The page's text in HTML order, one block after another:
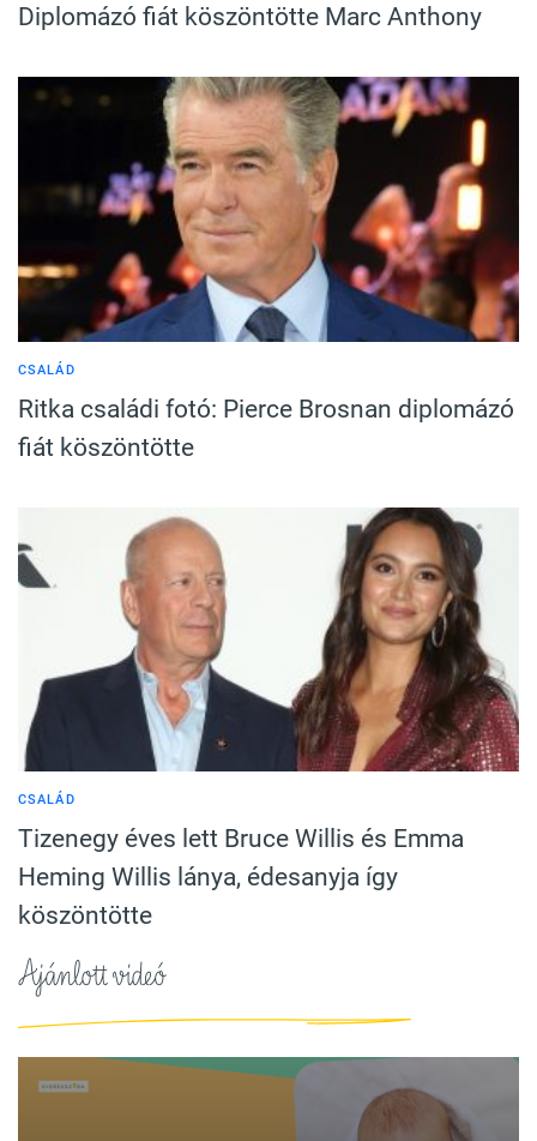
Diplomázó fiát köszöntötte Marc Anthony
CSALÁD
Ritka családi fotó: Pierce Brosnan diplomázó
fiát köszöntötte
CSALÁD
Tizenegy éves lett Bruce Willis és Emma
Heming Willis lánya, édesanyja így
köszöntötte
Ajánlott videó